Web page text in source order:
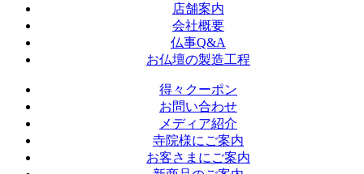
店舗案内
会社概要
仏事Q&A
お仏壇の製造工程
得々クーポン
お問い合わせ
メディア紹介
寺院様にご案内
お客さまにご案内